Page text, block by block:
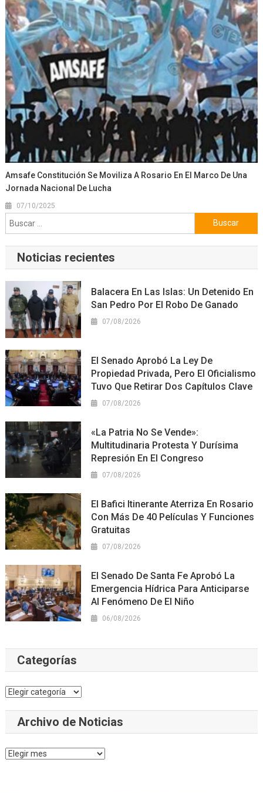
Amsafe Constitución Se Moviliza A Rosario En El Marco De Una
Jornada Nacional De Lucha
07/10/2025
Buscar:
Noticias recientes
Balacera En Las Islas: Un Detenido En
San Pedro Por El Robo De Ganado
07/08/2026
El Senado Aprobó La Ley De
Propiedad Privada, Pero El Oficialismo
Tuvo Que Retirar Dos Capítulos Clave
07/08/2026
«La Patria No Se Vende»:
Multitudinaria Protesta Y Durísima
Represión En El Congreso
07/08/2026
El Bafici Itinerante Aterriza En Rosario
Con Más De 40 Películas Y Funciones
Gratuitas
07/08/2026
El Senado De Santa Fe Aprobó La
Emergencia Hídrica Para Anticiparse
Al Fenómeno De El Niño
06/08/2026
Categorías
Categorías
Archivo de Noticias
Archivo